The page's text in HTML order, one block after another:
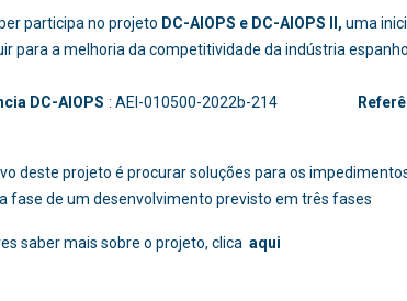
participa no projeto DC-AIOPS e DC-AIOPS II, uma
para a melhoria da competitividade da indústria
DC-AIOPS : AEI-010500-2022b-214
deste projeto é procurar soluções para os
fase de um desenvolvimento previsto em três fases
saber mais sobre o projeto, clica aqui